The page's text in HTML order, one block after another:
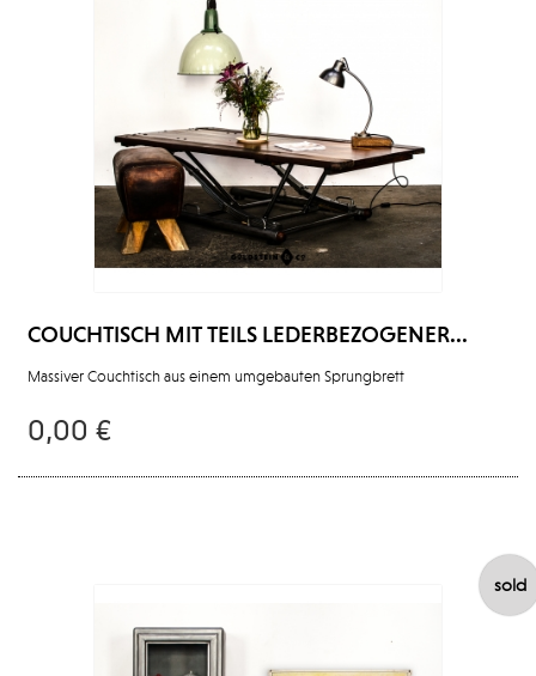
COUCHTISCH MIT TEILS LEDERBEZOGENER...
Massiver Couchtisch aus einem umgebauten Sprungbrett
0,00 €
sold